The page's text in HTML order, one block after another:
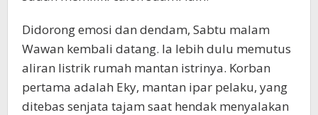
Didorong emosi dan dendam, Sabtu malam
Wawan kembali datang. Ia lebih dulu memutus
aliran listrik rumah mantan istrinya. Korban
pertama adalah Eky, mantan ipar pelaku, yang
ditebas senjata tajam saat hendak menyalakan